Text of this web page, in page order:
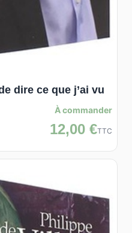
Le moment est venu de dire ce que j’ai vu
À commander
12,00 €TTC